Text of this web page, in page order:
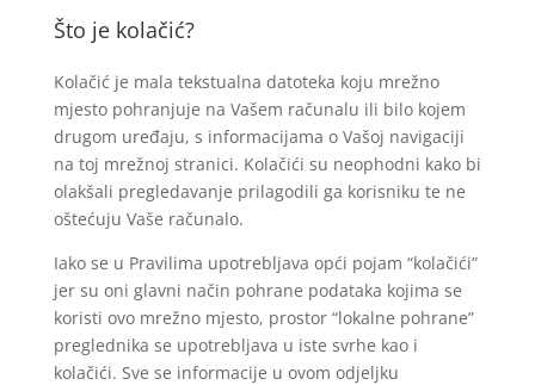
Što je kolačić?
Kolačić je mala tekstualna datoteka koju mrežno
mjesto pohranjuje na Vašem računalu ili bilo kojem
drugom uređaju, s informacijama o Vašoj navigaciji
na toj mrežnoj stranici. Kolačići su neophodni kako bi
olakšali pregledavanje prilagodili ga korisniku te ne
oštećuju Vaše računalo.
Iako se u Pravilima upotrebljava opći pojam “kolačići”
jer su oni glavni način pohrane podataka kojima se
koristi ovo mrežno mjesto, prostor “lokalne pohrane”
preglednika se upotrebljava u iste svrhe kao i
kolačići. Sve se informacije u ovom odjeljku